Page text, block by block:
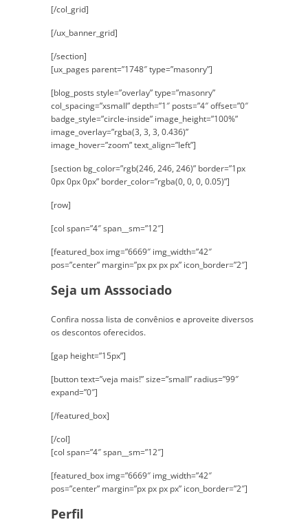
[/col_grid]
[/ux_banner_grid]
[/section]
[ux_pages parent=”1748″ type=”masonry”]
[blog_posts style=”overlay” type=”masonry”
col_spacing=”xsmall” depth=”1″ posts=”4″ offset=”0″
badge_style=”circle-inside” image_height=”100%”
image_overlay=”rgba(3, 3, 3, 0.436)”
image_hover=”zoom” text_align=”left”]
[section bg_color=”rgb(246, 246, 246)” border=”1px
0px 0px 0px” border_color=”rgba(0, 0, 0, 0.05)”]
[row]
[col span=”4″ span__sm=”12″]
[featured_box img=”6669″ img_width=”42″
pos=”center” margin=”px px px px” icon_border=”2″]
Seja um Asssociado
Confira nossa lista de convênios e aproveite diversos
os descontos oferecidos.
[gap height=”15px”]
[button text=”veja mais!” size=”small” radius=”99″
expand=”0″]
[/featured_box]
[/col]
[col span=”4″ span__sm=”12″]
[featured_box img=”6669″ img_width=”42″
pos=”center” margin=”px px px px” icon_border=”2″]
Perfil